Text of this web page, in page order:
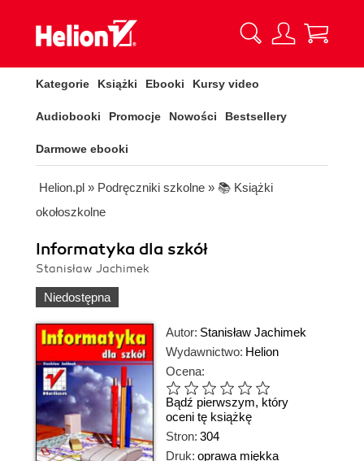
Kategorie Książki Ebooki Kursy video
Audiobooki Promocje Nowości Bestsellery
Darmowe ebooki
Helion.pl » Podręczniki szkolne » 📚 Książki
okołoszkolne
Informatyka dla szkół
Stanisław Jachimek
Niedostępna
Autor: Stanisław Jachimek
Wydawnictwo: Helion
Ocena:
Bądź pierwszym, który
oceni tę książkę
Stron: 304
Druk: oprawa miękka